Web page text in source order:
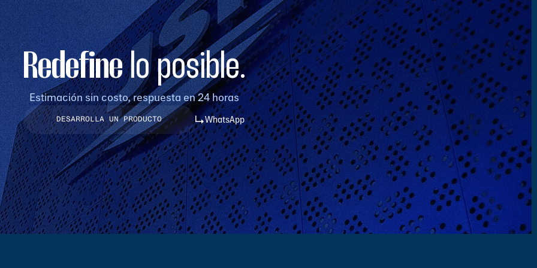
Redefinelo posible.
Estimación sin costo, respuesta en 24 horas
DESARROLLA UN PRODUCTO
DESARROLLA UN PRODUCTO
WhatsApp